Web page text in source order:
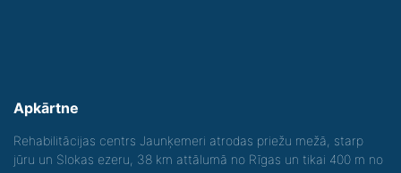
Apkārtne
Rehabilitācijas centrs Jaunķemeri atrodas priežu mežā, starp
jūru un Slokas ezeru, 38 km attālumā no Rīgas un tikai 400 m no